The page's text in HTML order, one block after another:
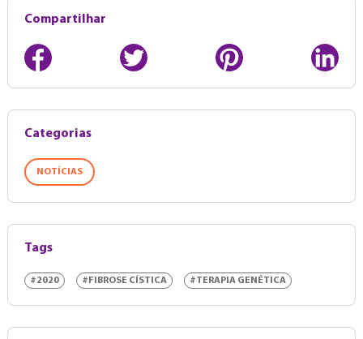
Compartilhar
Categorias
NOTÍCIAS
Tags
#2020 #FIBROSE CÍSTICA #TERAPIA GENÉTICA